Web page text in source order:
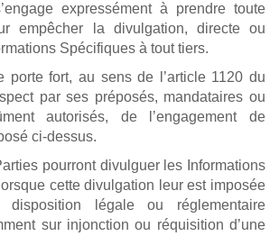
expressément à prendre toute
empêcher la divulgation, directe ou
Spécifiques à tout tiers.
porte fort, au sens de l’article 1120 du
par ses préposés, mandataires ou
autorisés, de l’engagement de
ci-dessus.
pourront divulguer les Informations
cette divulgation leur est imposée
disposition légale ou réglementaire
sur injonction ou réquisition d’une